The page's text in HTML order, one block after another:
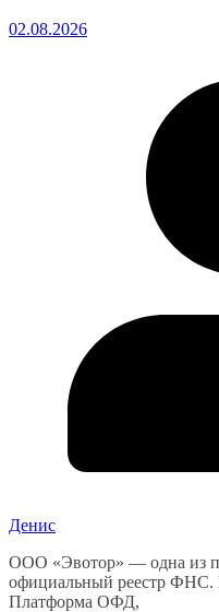
02.08.2026
Денис
ООО «Эвотор» — одна из
официальный реестр ФНС.
Платформа ОФД,